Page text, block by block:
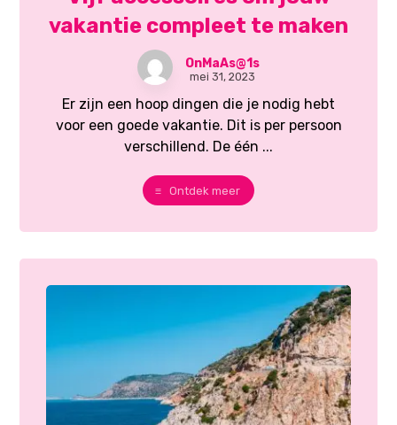
vakantie compleet te maken
OnMaAs@1s
mei 31, 2023
Er zijn een hoop dingen die je nodig hebt
voor een goede vakantie. Dit is per persoon
verschillend. De één ...
Ontdek meer